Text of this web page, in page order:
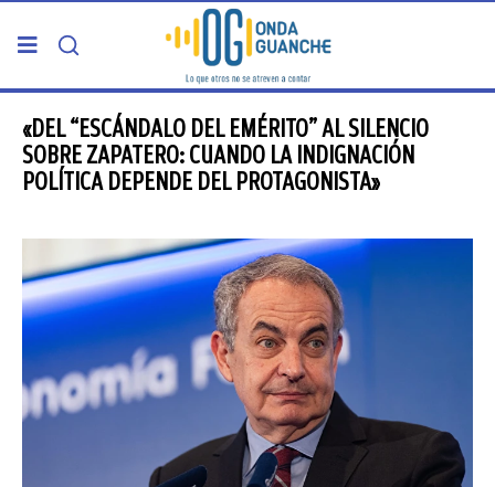
PORTADA
TELDE
GRAN CANARIA
CANARIAS
5ª COLUMNA
«DEL “ESCÁNDALO DEL EMÉRITO” AL SILENCIO
SOBRE ZAPATERO: CUANDO LA INDIGNACIÓN
POLÍTICA DEPENDE DEL PROTAGONISTA»